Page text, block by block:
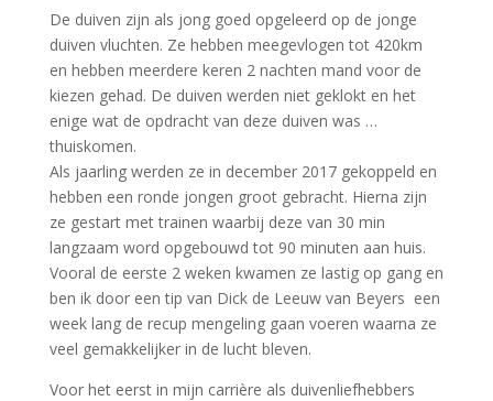
De duiven zijn als jong goed opgeleerd op de jonge
duiven vluchten. Ze hebben meegevlogen tot 420km
en hebben meerdere keren 2 nachten mand voor de
kiezen gehad. De duiven werden niet geklokt en het
enige wat de opdracht van deze duiven was …
thuiskomen.
Als jaarling werden ze in december 2017 gekoppeld en
hebben een ronde jongen groot gebracht. Hierna zijn
ze gestart met trainen waarbij deze van 30 min
langzaam word opgebouwd tot 90 minuten aan huis.
Vooral de eerste 2 weken kwamen ze lastig op gang en
ben ik door een tip van Dick de Leeuw van Beyers een
week lang de recup mengeling gaan voeren waarna ze
veel gemakkelijker in de lucht bleven.
Voor het eerst in mijn carrière als duivenliefhebbers